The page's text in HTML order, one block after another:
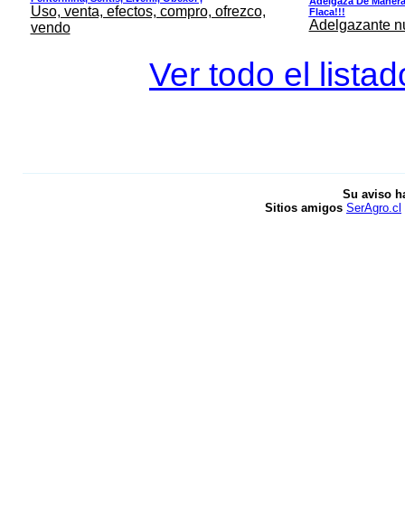
Uso, venta, efectos, compro, ofrezco,
vendo
Flaca!!!
Adelgazante
Ver todo el
Su aviso
Sitios amigos SerAgro.cl